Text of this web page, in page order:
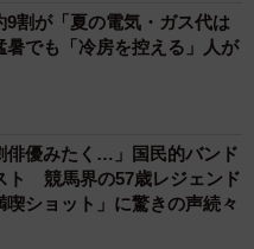
9割が「夏の電気・ガス代は
でも「冷房を控える」人が
俳優みたく…」国民的バンド
ト 競馬界の57歳レジェンド
喫ショット」に驚きの声続々